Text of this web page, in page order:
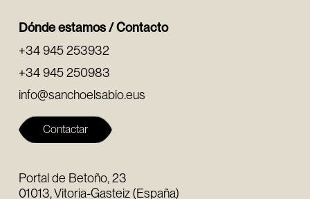
Dónde estamos / Contacto
+34 945 253932
+34 945 250983
info@sanchoelsabio.eus
Contactar
Portal de Betoño, 23
01013, Vitoria-Gasteiz (España)